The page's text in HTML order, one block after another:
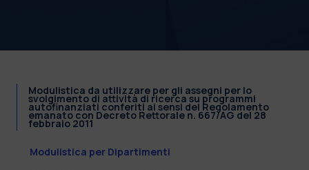
Modulistica da utilizzare per gli assegni per lo
svolgimento di attività di ricerca su programmi
autofinanziati conferiti ai sensi del Regolamento
emanato con Decreto Rettorale n. 667/AG del 28
febbraio 2011
Modulistica per Dipartimenti